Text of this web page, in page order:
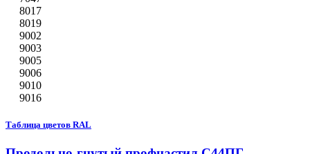
8017
8019
9002
9003
9005
9006
9010
9016
Таблица цветов RAL